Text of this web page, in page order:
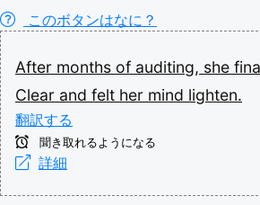
このボタンはなに？
After months of auditing, she
Clear and felt her mind lighten.
翻訳する
聞き取れるようになる
詳細